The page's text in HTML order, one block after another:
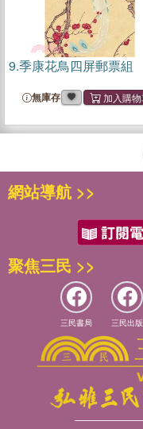
9.季康花鳥四屏郵票組
無庫存
網站導航 >>
聚焦三民 >>
三民書局 三民出版